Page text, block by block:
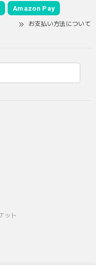
Amazon Pay
お支払い方法について
ット